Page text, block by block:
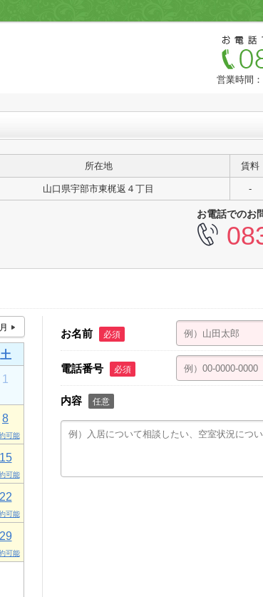
営業時間
所在地 賃料
山口県宇部市東梶返４丁目 -
お電話でのお
土
1
8
15
22
29
お名前 必須
電話番号 必須
内容 任意